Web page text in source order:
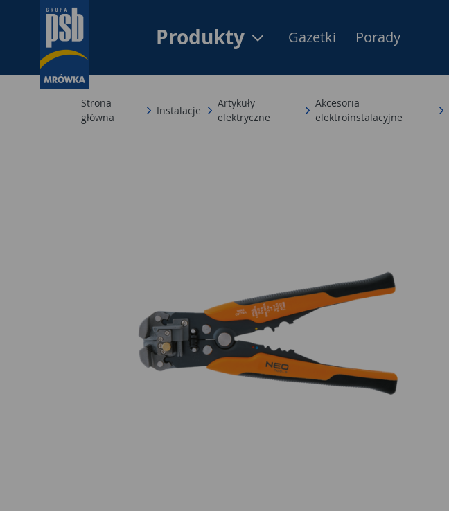
Produkty Gazetki Porady
Strona
główna
Instalacje
Artykuły
elektryczne
Akcesoria
elektroinstalacyjne